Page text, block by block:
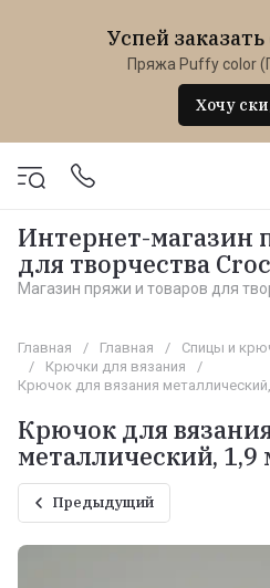
Успей
Пряжа Puffy color
Хочу
Интернет-магазин
для творчества
Магазин пряжи и товаров для
Главная / Главная /
Спицы и
/
Крючки для вязания
/
Крючок для вязания
Крючок для
металлический, 1,9
Предыдущий